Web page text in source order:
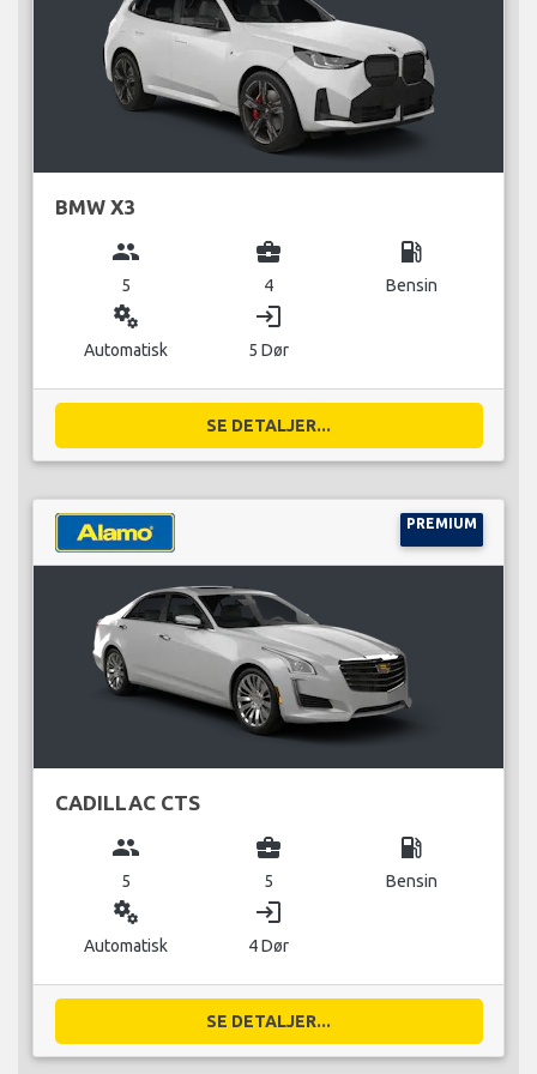
BMW X3
group
5
business_center
4
local_gas_station
Bensin
miscellaneous_services
Automatisk
login
5 Dør
SE DETALJER...
PREMIUM
CADILLAC CTS
group
5
business_center
5
local_gas_station
Bensin
miscellaneous_services
Automatisk
login
4 Dør
SE DETALJER...